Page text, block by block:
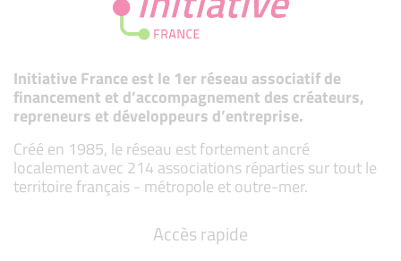
Initiative France est le 1er réseau associatif de
financement et d’accompagnement des créateurs,
repreneurs et développeurs d’entreprise.
Créé en 1985, le réseau est fortement ancré
localement avec 214 associations réparties sur tout le
territoire français - métropole et outre-mer.
Accès rapide